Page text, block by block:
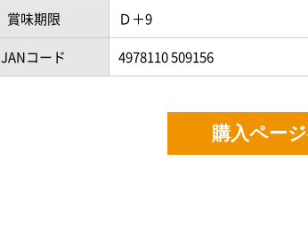
賞味期限
Ｄ＋9
JANコード
4978110 509156
購入ペー